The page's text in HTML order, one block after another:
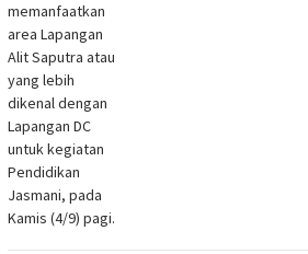
memanfaatkan
area Lapangan
Alit Saputra atau
yang lebih
dikenal dengan
Lapangan DC
untuk kegiatan
Pendidikan
Jasmani, pada
Kamis (4/9) pagi.